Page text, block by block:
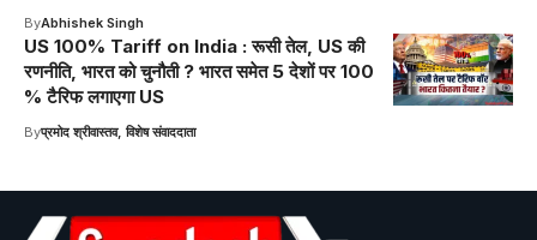
ByAbhishek Singh
US 100% Tariff on India : रूसी तेल, US की
रणनीति, भारत को चुनौती ? भारत समेत 5 देशों पर 100
% टैरिफ लगाएगा US
Byप्रमोद श्रीवास्तव, विशेष संवाददाता